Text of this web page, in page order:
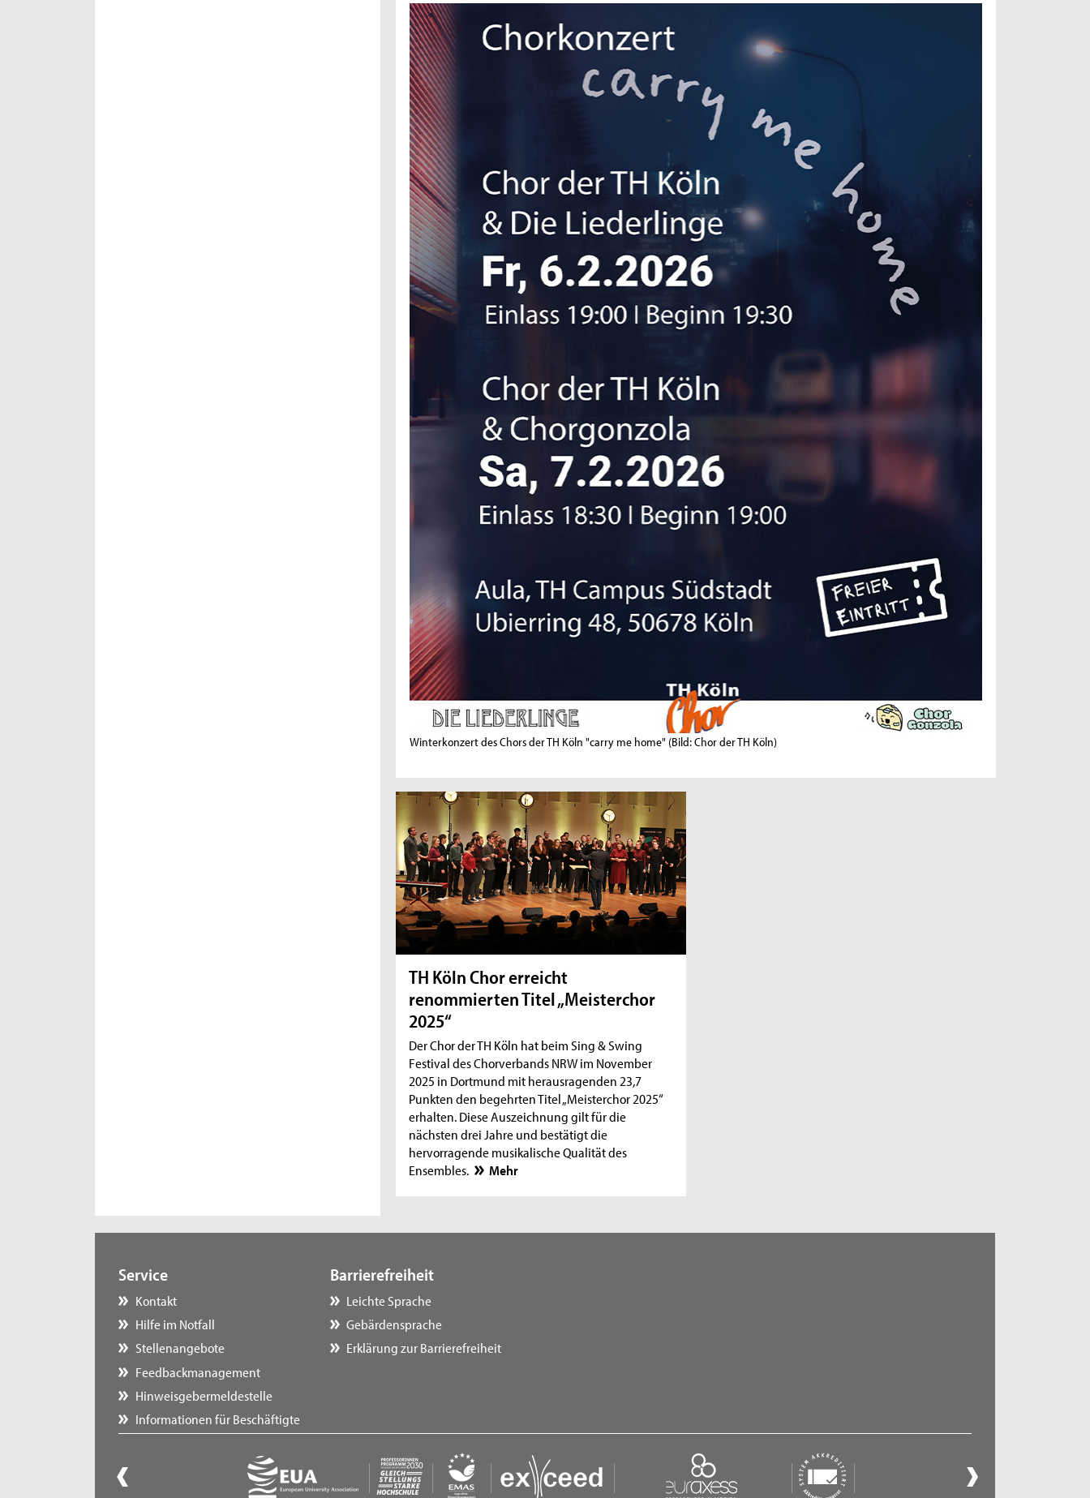
Winterkonzert des Chors der TH Köln "carry me home" (Bild: Chor der TH Köln)
TH Köln Chor erreicht
renommierten Titel „Meisterchor
2025“
Der Chor der TH Köln hat beim Sing & Swing
Festival des Chorverbands NRW im November
2025 in Dortmund mit herausragenden 23,7
Punkten den begehrten Titel „Meisterchor 2025“
erhalten. Diese Auszeichnung gilt für die
nächsten drei Jahre und bestätigt die
hervorragende musikalische Qualität des
Ensembles.
Mehr
Service
Kontakt
Hilfe im Notfall
Stellenangebote
Feedbackmanagement
Hinweisgebermeldestelle
Informationen für Beschäftigte
Barrierefreiheit
Leichte Sprache
Gebärdensprache
Erklärung zur Barrierefreiheit